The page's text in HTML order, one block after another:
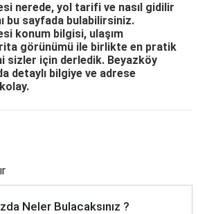
nerede, yol tarifi ve nasıl gidilir
bu sayfada bulabilirsiniz.
konum bilgisi, ulaşım
görünümü ile birlikte en pratik
sizler için derledik. Beyazköy
detaylı bilgiye ve adrese
Neler Bulacaksınız ?